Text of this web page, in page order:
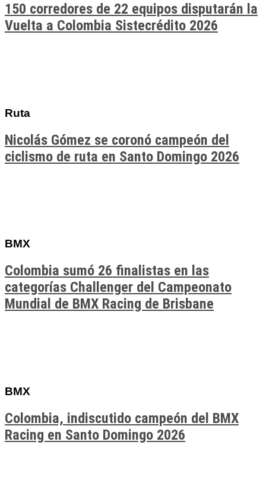
150 corredores de 22 equipos disputarán la
Vuelta a Colombia Sistecrédito 2026
Ruta
Nicolás Gómez se coronó campeón del
ciclismo de ruta en Santo Domingo 2026
BMX
Colombia sumó 26 finalistas en las
categorías Challenger del Campeonato
Mundial de BMX Racing de Brisbane
BMX
Colombia, indiscutido campeón del BMX
Racing en Santo Domingo 2026